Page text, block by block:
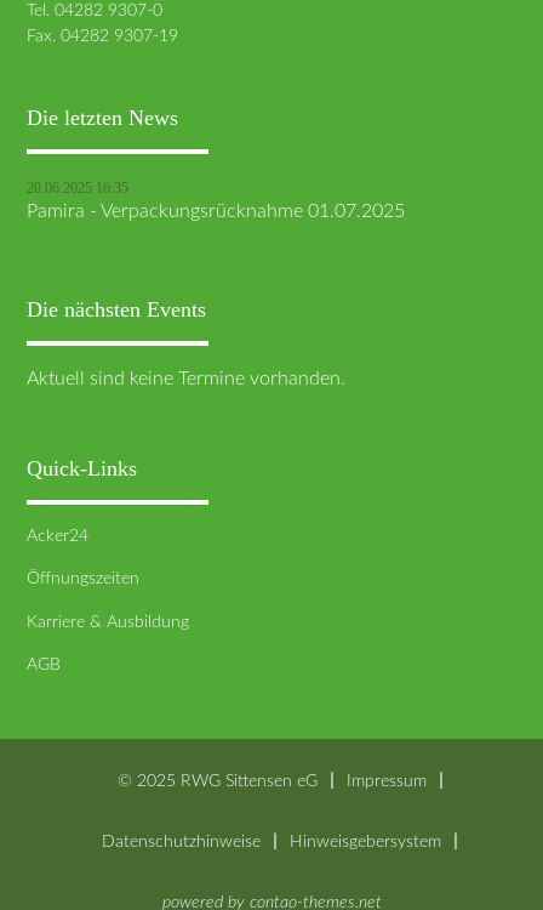
Tel. 04282 9307-0
Fax. 04282 9307-19
Die letzten News
20.06.2025 16:35
Pamira - Verpackungsrücknahme 01.07.2025
Die nächsten Events
Aktuell sind keine Termine vorhanden.
Quick-Links
Acker24
Öffnungszeiten
Karriere & Ausbildung
AGB
© 2025 RWG Sittensen eG Impressum
Datenschutzhinweise Hinweisgebersystem
powered by contao-themes.net